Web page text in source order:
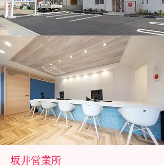
坂井営業所